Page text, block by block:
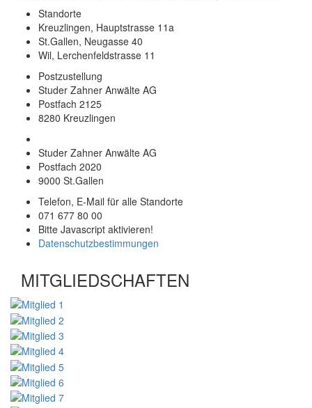
Standorte
Kreuzlingen, Hauptstrasse 11a
St.Gallen, Neugasse 40
Wil, Lerchenfeldstrasse 11
Postzustellung
Studer Zahner Anwälte AG
Postfach 2125
8280 Kreuzlingen
Studer Zahner Anwälte AG
Postfach 2020
9000 St.Gallen
Telefon, E-Mail für alle Standorte
071 677 80 00
Bitte Javascript aktivieren!
Datenschutzbestimmungen
MITGLIEDSCHAFTEN